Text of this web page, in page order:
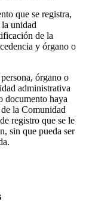
que se registra,
unidad
de la
y órgano o
órgano o
administrativa
documento haya
la Comunidad
registro que se le
sin que pueda ser